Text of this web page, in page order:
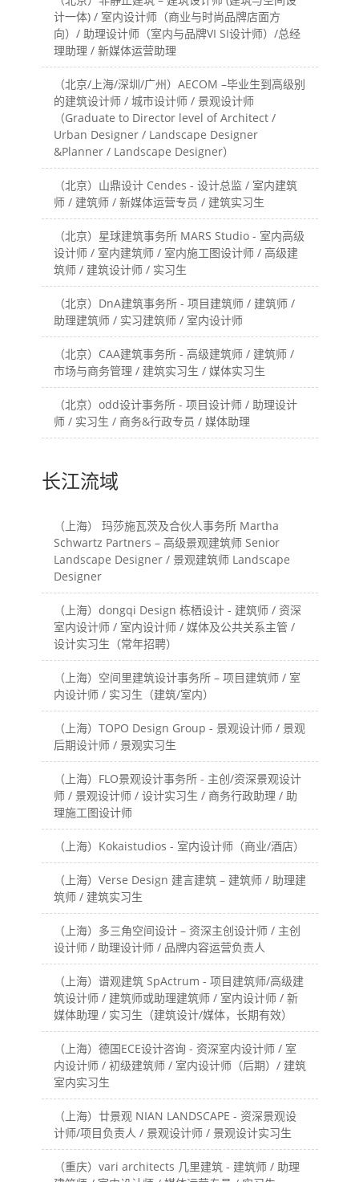
计一体) / 室内设计师（商业与时尚品牌店面方
向）/ 助理设计师（室内与品牌VI SI设计师）/总经
理助理 / 新媒体运营助理
（北京/上海/深圳/广州）AECOM –毕业生到高级别
的建筑设计师 / 城市设计师 / 景观设计师
（Graduate to Director level of Architect /
Urban Designer / Landscape Designer
&Planner / Landscape Designer）
（北京）山鼎设计 Cendes - 设计总监 / 室内建筑
师 / 建筑师 / 新媒体运营专员 / 建筑实习生
（北京）星球建筑事务所 MARS Studio - 室内高级
设计师 / 室内建筑师 / 室内施工图设计师 / 高级建
筑师 / 建筑设计师 / 实习生
（北京）DnA建筑事务所 - 项目建筑师 / 建筑师 /
助理建筑师 / 实习建筑师 / 室内设计师
（北京）CAA建筑事务所 - 高级建筑师 / 建筑师 /
市场与商务管理 / 建筑实习生 / 媒体实习生
（北京）odd设计事务所 - 项目设计师 / 助理设计
师 / 实习生 / 商务&行政专员 / 媒体助理
长江流域
（上海） 玛莎施瓦茨及合伙人事务所 Martha
Schwartz Partners – 高级景观建筑师 Senior
Landscape Designer / 景观建筑师 Landscape
Designer
（上海）dongqi Design 栋栖设计 - 建筑师 / 资深
室内设计师 / 室内设计师 / 媒体及公共关系主管 /
设计实习生（常年招聘）
（上海）空间里建筑设计事务所 – 项目建筑师 / 室
内设计师 / 实习生（建筑/室内）
（上海）TOPO Design Group - 景观设计师 / 景观
后期设计师 / 景观实习生
（上海）FLO景观设计事务所 - 主创/资深景观设计
师 / 景观设计师 / 设计实习生 / 商务行政助理 / 助
理施工图设计师
（上海）Kokaistudios - 室内设计师（商业/酒店）
（上海）Verse Design 建言建筑 – 建筑师 / 助理建
筑师 / 建筑实习生
（上海）多三角空间设计 – 资深主创设计师 / 主创
设计师 / 助理设计师 / 品牌内容运营负责人
（上海）谱观建筑 SpActrum - 项目建筑师/高级建
筑设计师 / 建筑师或助理建筑师 / 室内设计师 / 新
媒体助理 / 实习生（建筑设计/媒体，长期有效）
（上海）德国ECE设计咨询 - 资深室内设计师 / 室
内设计师 / 初级建筑师 / 室内设计师（后期）/ 建筑
室内实习生
（上海）廿景观 NIAN LANDSCAPE - 资深景观设
计师/项目负责人 / 景观设计师 / 景观设计实习生
（重庆）vari architects 几里建筑 - 建筑师 / 助理